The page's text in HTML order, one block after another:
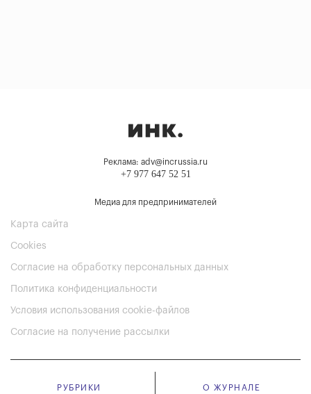
Реклама: adv@incrussia.ru
+7 977 647 52 51
Медиа для предпринимателей
Карта сайта
Cookies
Согласие на обработку персональных данных
Политика конфиденциальности
Условия использования cookie-файлов
Согласие на получение рассылки
РУБРИКИ О ЖУРНАЛЕ